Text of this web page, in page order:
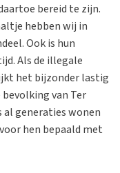
bereid te zijn.
hebben wij in
Ook is hun
Als de illegale
het bijzonder lastig
van Ter
al generaties wonen
hen bepaald met